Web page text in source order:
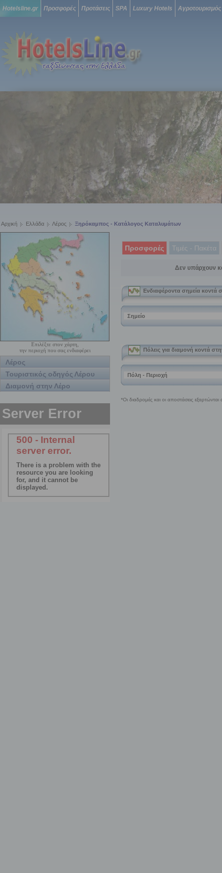
Hotelsline.gr Προσφορές Προτάσεις SPA Luxury Hotels Αγροτουρισμός
Αρχική Ελλάδα Λέρος Ξηρόκαμπος - Κατάλογος Καταλυμάτων
Επιλέξτε στον χάρτη,
την περιοχή που σας ενδιαφέρει
Λέρος
Τουριστικός οδηγός Λέρου
Διαμονή στην Λέρο
Προσφορές Τιμές - Πακέτα
Δεν υπάρχουν